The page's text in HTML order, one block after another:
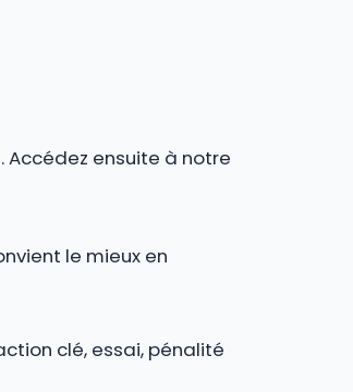
ensuite à notre
le mieux en
clé, essai, pénalité